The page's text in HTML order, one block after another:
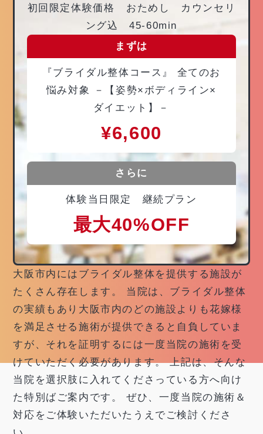
初回限定体験価格 おためし カウンセリ
ング込 45-60min
まずは
『ブライダル整体コース』 全てのお
悩み対象 －【姿勢×ボディライン×
ダイエット】－
¥6,600
さらに
体験当日限定 継続プラン
最大40%OFF
大阪市内にはブライダル整体を提供する施設が
たくさん存在します。 当院は、ブライダル整体
の実績もあり大阪市内のどの施設よりも花嫁様
を満足させる施術が提供できると自負していま
すが、それを証明するには一度当院の施術を受
けていただく必要があります。 上記は、そんな
当院を選択肢に入れてくださっている方へ向け
た特別ばご案内です。 ぜひ、一度当院の施術＆
対応をご体験いただいたうえでご検討くださ